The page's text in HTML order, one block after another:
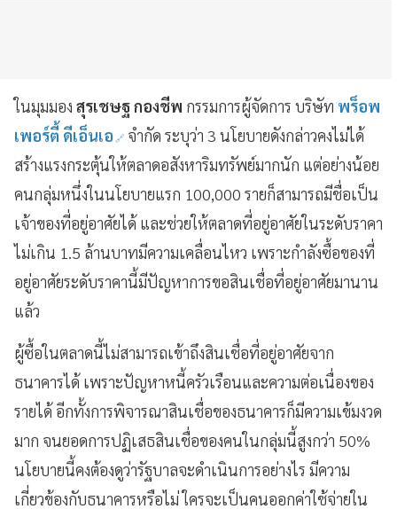
ในมุมมอง สุรเชษฐ กองชีพ กรรมการผู้จัดการ บริษัท พร็อพ
เพอร์ตี้ ดีเอ็นเอ จำกัด ระบุว่า 3 นโยบายดังกล่าวคงไม่ได้
สร้างแรงกระตุ้นให้ตลาดอสังหาริมทรัพย์มากนัก แต่อย่างน้อย
คนกลุ่มหนึ่งในนโยบายแรก 100,000 รายก็สามารถมีชื่อเป็น
เจ้าของที่อยู่อาศัยได้ และช่วยให้ตลาดที่อยู่อาศัยในระดับราคา
ไม่เกิน 1.5 ล้านบาทมีความเคลื่อนไหว เพราะกำลังซื้อของที่
อยู่อาศัยระดับราคานี้มีปัญหาการขอสินเชื่อที่อยู่อาศัยมานาน
แล้ว
ผู้ซื้อในตลาดนี้ไม่สามารถเข้าถึงสินเชื่อที่อยู่อาศัยจาก
ธนาคารได้ เพราะปัญหาหนี้ครัวเรือนและความต่อเนื่องของ
รายได้ อีกทั้งการพิจารณาสินเชื่อของธนาคารก็มีความเข้มงวด
มาก จนยอดการปฏิเสธสินเชื่อของคนในกลุ่มนี้สูงกว่า 50%
นโยบายนี้คงต้องดูว่ารัฐบาลจะดำเนินการอย่างไร มีความ
เกี่ยวข้องกับธนาคารหรือไม่ ใครจะเป็นคนออกค่าใช้จ่ายใน